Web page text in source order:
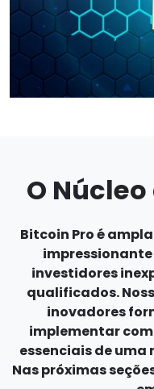
O
Bitcoin Pro é
investidores
qualificados.
inovadores
implementar
essenciais de
Nas próximas